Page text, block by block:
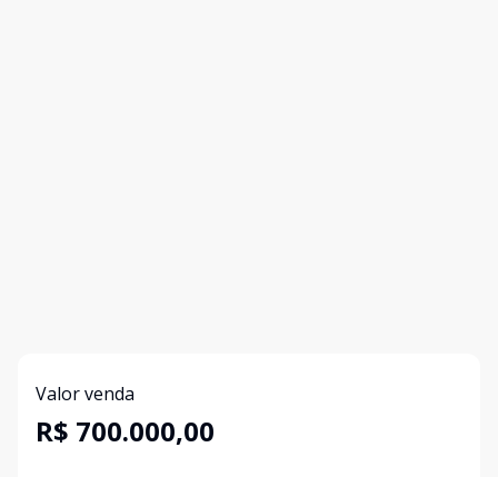
Valor venda
R$ 700.000,00